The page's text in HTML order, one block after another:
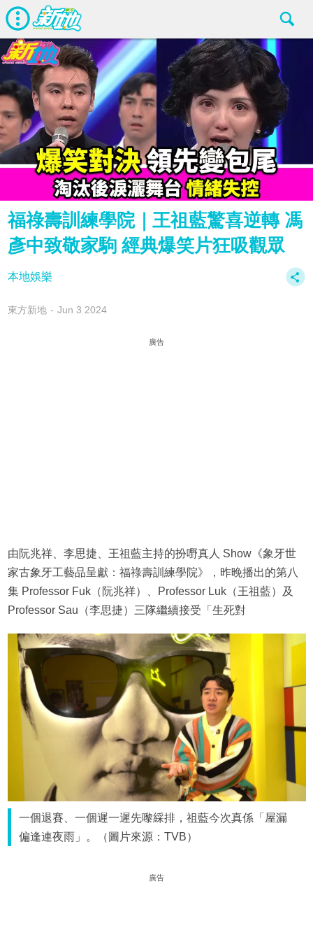
福祿壽訓練學院｜王祖藍驚喜逆轉 馮
彥中致敬家駒 經典爆笑片狂吸觀眾
本地娛樂
東方新地 Jun 3 2024
廣告
由阮兆祥、李思捷、王祖藍主持的扮嘢真人 Show《象牙世
家古象牙工藝品呈獻：福祿壽訓練學院》，昨晚播出的第八
集 Professor Fuk（阮兆祥）、Professor Luk（王祖藍）及
Professor Sau（李思捷）三隊繼續接受「生死對
一個退賽、一個遲一遲先嚟綵排，祖藍今次真係「屋漏
偏逢連夜雨」。（圖片來源：TVB）
廣告